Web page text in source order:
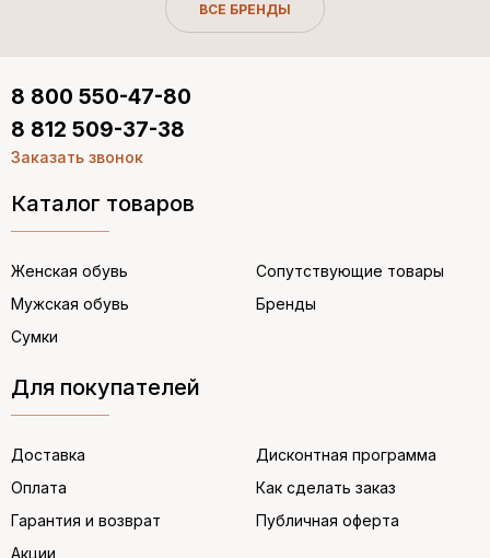
ВСЕ БРЕНДЫ
Каталог товаров
Женская обувь
Мужская обувь
Сумки
Сопутствующие товары
Бренды
Для покупателей
Доставка
Оплата
Гарантия и возврат
Акции
Дисконтная программа
Как сделать заказ
Публичная оферта
8 800 550-47-80
8 812 509-37-38
Заказать звонок